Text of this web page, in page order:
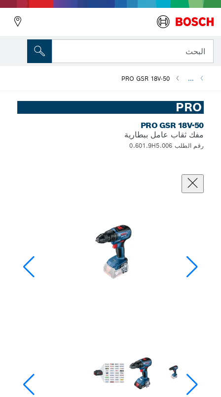
البحث
...
PRO GSR 18V-50
PRO
PRO GSR 18V-50
مفك ثقاب عامل ببطارية
رقم الطلب 0.601.9H5.006